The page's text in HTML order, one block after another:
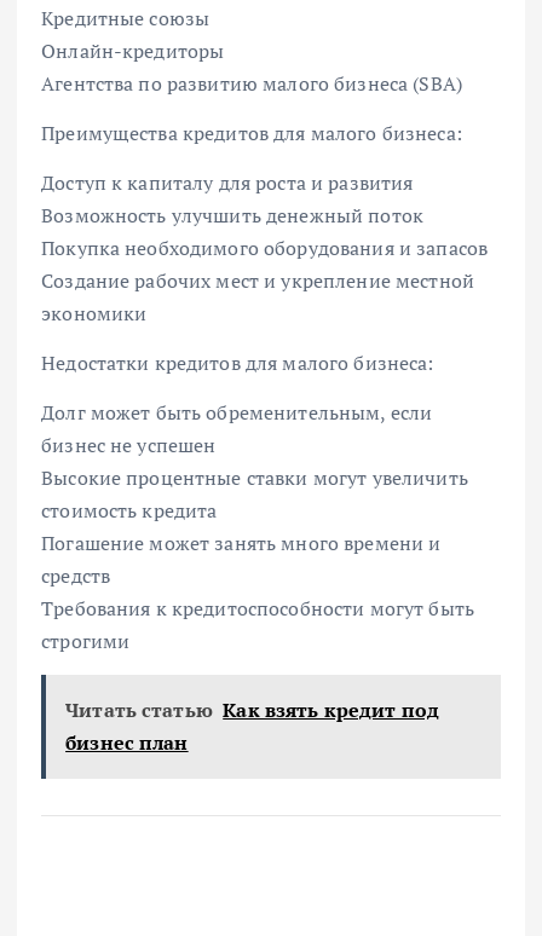
Кредитные союзы
Онлайн-кредиторы
Агентства по развитию малого бизнеса (SBA)
Преимущества кредитов для малого бизнеса:
Доступ к капиталу для роста и развития
Возможность улучшить денежный поток
Покупка необходимого оборудования и запасов
Создание рабочих мест и укрепление местной
экономики
Недостатки кредитов для малого бизнеса:
Долг может быть обременительным, если
бизнес не успешен
Высокие процентные ставки могут увеличить
стоимость кредита
Погашение может занять много времени и
средств
Требования к кредитоспособности могут быть
строгими
Читать статью Как взять кредит под
бизнес план